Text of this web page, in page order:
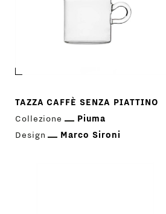
CONTATTI
TAZZA CAFFÈ SENZA PIATTINO
Collezione
Piuma
Design
Marco Sironi